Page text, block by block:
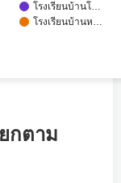
โรงเรียนบ้านโ…
โรงเรียนบ้านห…
กตาม